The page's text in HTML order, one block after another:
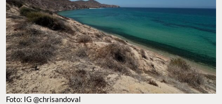
Foto: IG @chrisandoval